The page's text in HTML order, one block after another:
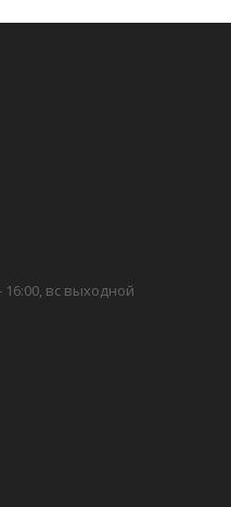
16:00, вс выходной